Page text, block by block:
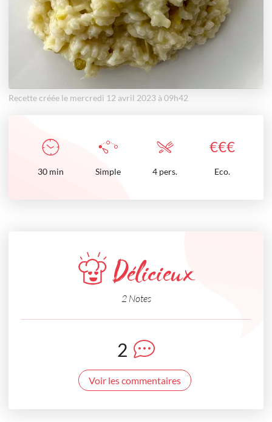
Recette créée le mercredi 12 avril 2023 à 09h42
€€€
30 min Simple 4 pers. Eco.
Délicieux
2 Notes
2
Voir les commentaires